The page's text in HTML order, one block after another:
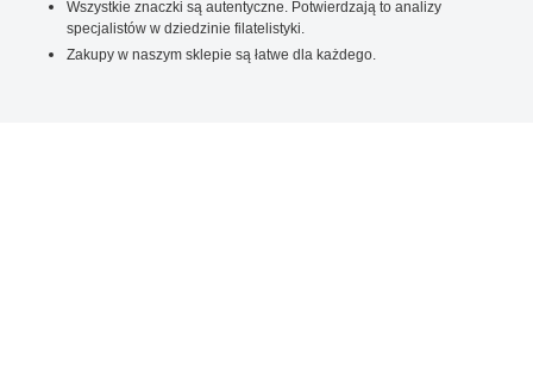
Wszystkie znaczki są autentyczne. Potwierdzają to analizy
specjalistów w dziedzinie filatelistyki.
Zakupy w naszym sklepie są łatwe dla każdego.